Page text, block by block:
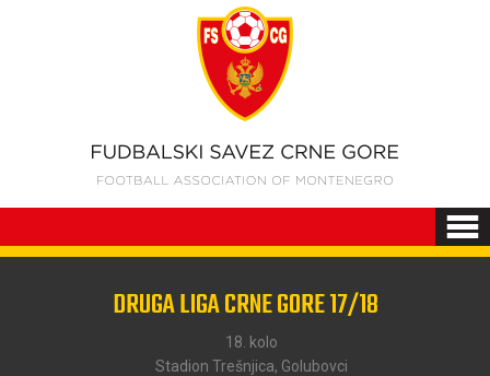
DRUGA LIGA CRNE GORE 17/18
18. kolo
Stadion Trešnjica, Golubovci